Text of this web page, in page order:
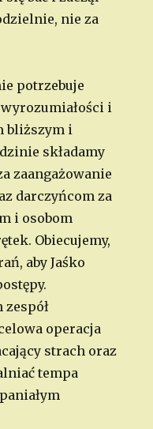
nie za
potrzebuje
i
bliższym i
składamy
zaangażowanie
darczyńcom za
i osobom
Obiecujemy,
aby Jaśko
zespół
operacja
strach oraz
tempa